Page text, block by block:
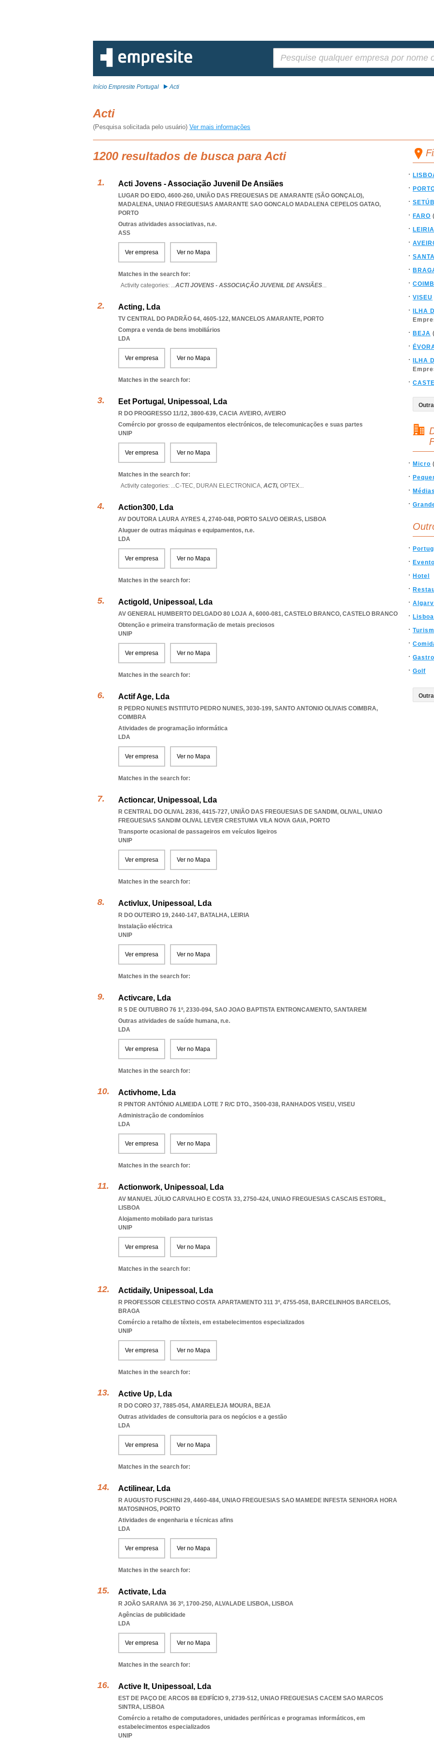
Início Empresite Portugal Acti
Acti
(Pesquisa solicitada pelo usuário) Ver mais informações
1200 resultados de busca para Acti
Acti Jovens - Associação Juvenil De Ansiães
LUGAR DO EIDO, 4600-260, UNIÃO DAS FREGUESIAS DE AMARANTE (SÃO GONÇALO),
MADALENA, UNIAO FREGUESIAS AMARANTE SAO GONCALO MADALENA CEPELOS GATAO,
PORTO
Outras atividades associativas, n.e.
ASS
Ver empresa Ver no Mapa
Matches in the search for:
Activity categories: ...ACTI JOVENS - ASSOCIAÇÃO JUVENIL DE ANSIÃES...
Acting, Lda
TV CENTRAL DO PADRÃO 64, 4605-122, MANCELOS AMARANTE, PORTO
Compra e venda de bens imobiliários
LDA
Ver empresa Ver no Mapa
Matches in the search for:
Eet Portugal, Unipessoal, Lda
R DO PROGRESSO 11/12, 3800-639, CACIA AVEIRO, AVEIRO
Comércio por grosso de equipamentos electrónicos, de telecomunicações e suas partes
UNIP
Ver empresa Ver no Mapa
Matches in the search for:
Activity categories: ...C-TEC, DURAN ELECTRONICA, ACTi, OPTEX...
Action300, Lda
AV DOUTORA LAURA AYRES 4, 2740-048, PORTO SALVO OEIRAS, LISBOA
Aluguer de outras máquinas e equipamentos, n.e.
LDA
Ver empresa Ver no Mapa
Matches in the search for:
Actigold, Unipessoal, Lda
AV GENERAL HUMBERTO DELGADO 80 LOJA A, 6000-081, CASTELO BRANCO, CASTELO BRANCO
Obtenção e primeira transformação de metais preciosos
UNIP
Ver empresa Ver no Mapa
Matches in the search for:
Actif Age, Lda
R PEDRO NUNES INSTITUTO PEDRO NUNES, 3030-199, SANTO ANTONIO OLIVAIS COIMBRA,
COIMBRA
Atividades de programação informática
LDA
Ver empresa Ver no Mapa
Matches in the search for:
Actioncar, Unipessoal, Lda
R CENTRAL DO OLIVAL 2836, 4415-727, UNIÃO DAS FREGUESIAS DE SANDIM, OLIVAL, UNIAO
FREGUESIAS SANDIM OLIVAL LEVER CRESTUMA VILA NOVA GAIA, PORTO
Transporte ocasional de passageiros em veículos ligeiros
UNIP
Ver empresa Ver no Mapa
Matches in the search for:
Activlux, Unipessoal, Lda
R DO OUTEIRO 19, 2440-147, BATALHA, LEIRIA
Instalação eléctrica
UNIP
Ver empresa Ver no Mapa
Matches in the search for:
Activcare, Lda
R 5 DE OUTUBRO 76 1º, 2330-094, SAO JOAO BAPTISTA ENTRONCAMENTO, SANTAREM
Outras atividades de saúde humana, n.e.
LDA
Ver empresa Ver no Mapa
Matches in the search for:
Activhome, Lda
R PINTOR ANTÓNIO ALMEIDA LOTE 7 R/C DTO., 3500-038, RANHADOS VISEU, VISEU
Administração de condomínios
LDA
Ver empresa Ver no Mapa
Matches in the search for:
Actionwork, Unipessoal, Lda
AV MANUEL JÚLIO CARVALHO E COSTA 33, 2750-424, UNIAO FREGUESIAS CASCAIS ESTORIL,
LISBOA
Alojamento mobilado para turistas
UNIP
Ver empresa Ver no Mapa
Matches in the search for:
Actidaily, Unipessoal, Lda
R PROFESSOR CELESTINO COSTA APARTAMENTO 311 3º, 4755-058, BARCELINHOS BARCELOS,
BRAGA
Comércio a retalho de têxteis, em estabelecimentos especializados
UNIP
Ver empresa Ver no Mapa
Matches in the search for:
Active Up, Lda
R DO CORO 37, 7885-054, AMARELEJA MOURA, BEJA
Outras atividades de consultoria para os negócios e a gestão
LDA
Ver empresa Ver no Mapa
Matches in the search for:
Actilinear, Lda
R AUGUSTO FUSCHINI 29, 4460-484, UNIAO FREGUESIAS SAO MAMEDE INFESTA SENHORA HORA
MATOSINHOS, PORTO
Atividades de engenharia e técnicas afins
LDA
Ver empresa Ver no Mapa
Matches in the search for:
Activate, Lda
R JOÃO SARAIVA 36 3º, 1700-250, ALVALADE LISBOA, LISBOA
Agências de publicidade
LDA
Ver empresa Ver no Mapa
Matches in the search for:
Active It, Unipessoal, Lda
EST DE PAÇO DE ARCOS 88 EDIFÍCIO 9, 2739-512, UNIAO FREGUESIAS CACEM SAO MARCOS
SINTRA, LISBOA
Comércio a retalho de computadores, unidades periféricas e programas informáticos, em
estabelecimentos especializados
UNIP
FARO
LEIRIA
VISEU
ILHA
BEJA
ILHA
Micro
Médias
Hotel
Lisboa
Golf